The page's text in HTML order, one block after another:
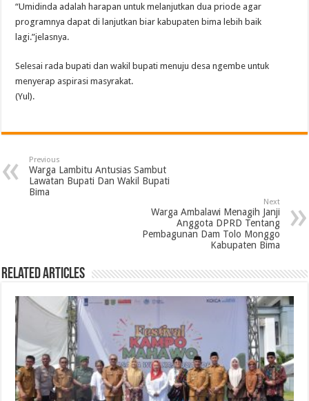
“Umidinda adalah harapan untuk melanjutkan dua priode agar
programnya dapat di lanjutkan biar kabupaten bima lebih baik
lagi.”jelasnya.
Selesai rada bupati dan wakil bupati menuju desa ngembe untuk
menyerap aspirasi masyrakat.
(Yul).
Previous
Warga Lambitu Antusias Sambut
Lawatan Bupati Dan Wakil Bupati
Bima
Next
Warga Ambalawi Menagih Janji
Anggota DPRD Tentang
Pembagunan Dam Tolo Monggo
Kabupaten Bima
Related Articles